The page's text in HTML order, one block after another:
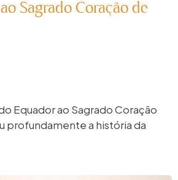
Sagrado Coração de
Equador ao Sagrado Coração
profundamente a história da